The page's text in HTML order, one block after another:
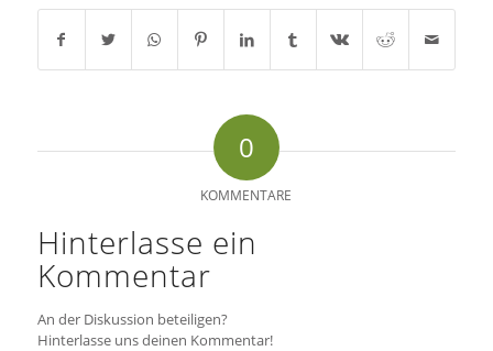
0
KOMMENTARE
Hinterlasse ein
Kommentar
An der Diskussion beteiligen?
Hinterlasse uns deinen Kommentar!